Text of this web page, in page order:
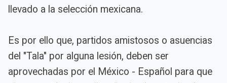
llevado a la selección mexicana.
Es por ello que, partidos amistosos o asuencias
del "Tala" por alguna lesión, deben ser
aprovechadas por el México - Español para que